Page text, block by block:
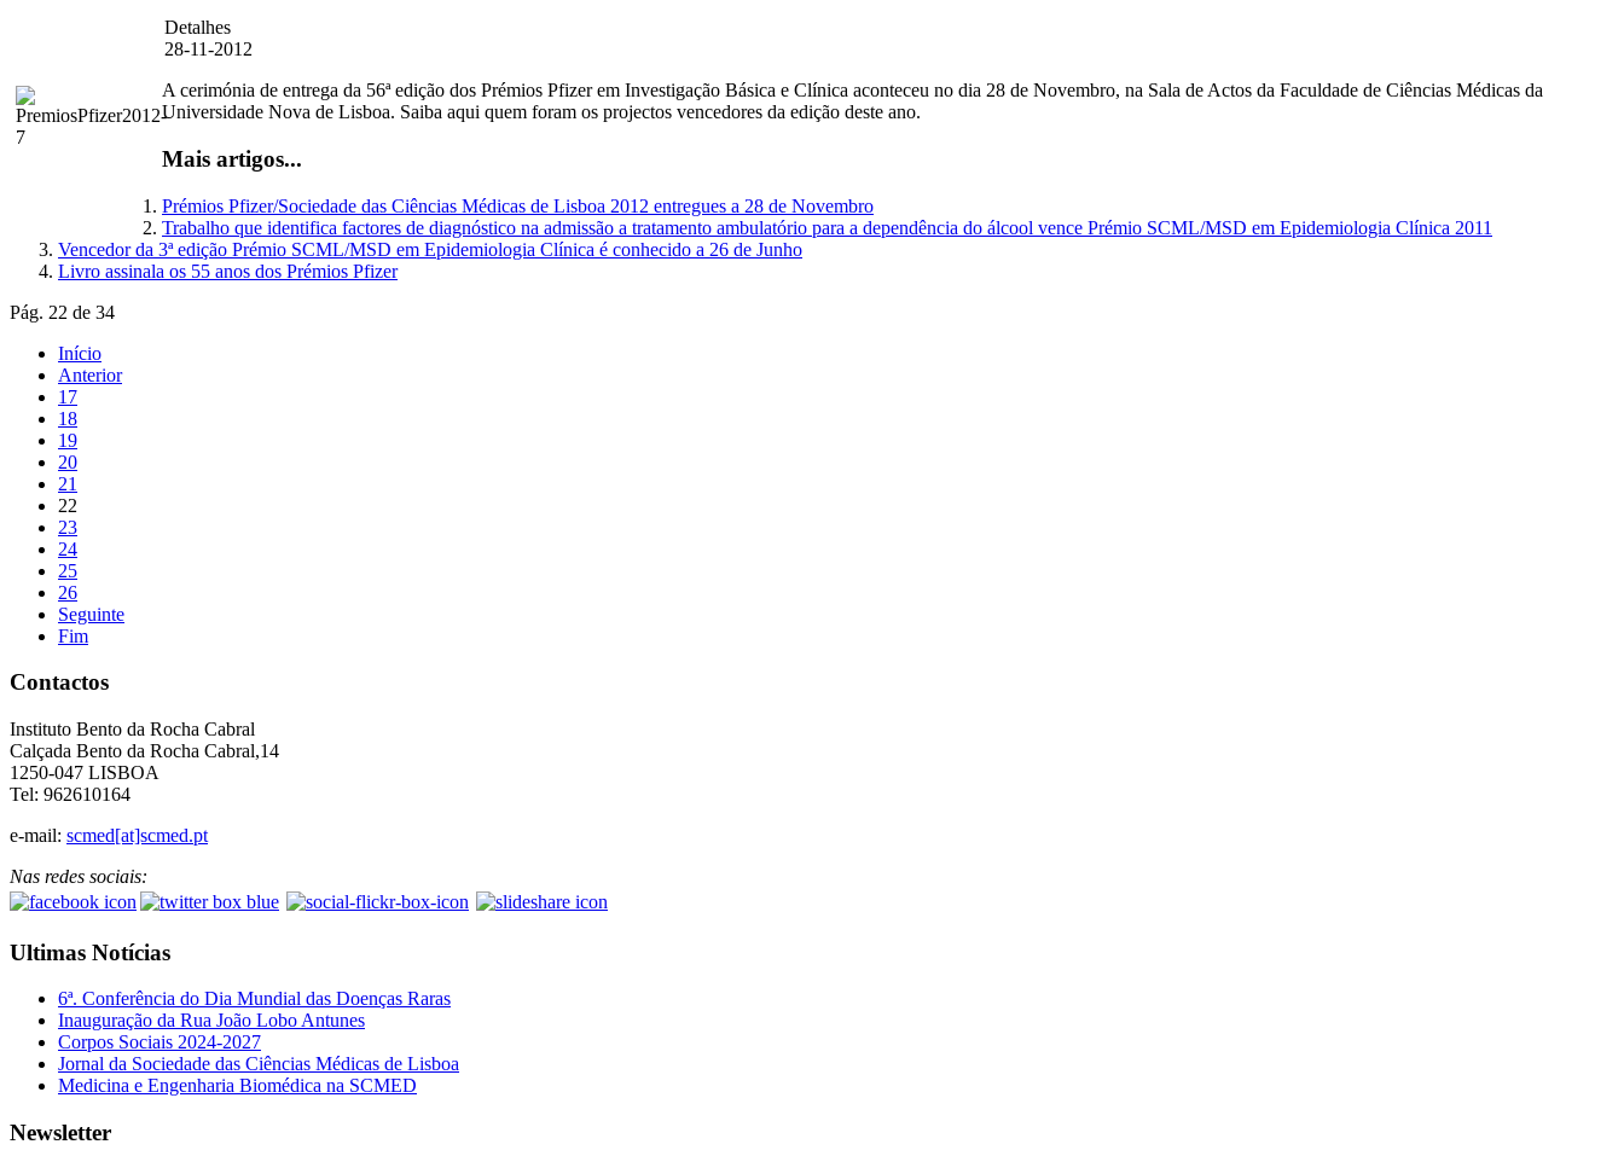
Detalhes
28-11-2012
A cerimónia de entrega da 56ª edição dos Prémios Pfizer em Investigação Básica e Clínica aconteceu no dia 28 de Novembro, na Sala de Actos da Faculdade de Ciências Médicas da
Universidade Nova de Lisboa. Saiba aqui quem foram os projectos vencedores da edição deste ano.
Mais artigos...
Prémios Pfizer/Sociedade das Ciências Médicas de Lisboa 2012 entregues a 28 de Novembro
Trabalho que identifica factores de diagnóstico na admissão a tratamento ambulatório para a dependência do álcool vence Prémio SCML/MSD em Epidemiologia Clínica 2011
Vencedor da 3ª edição Prémio SCML/MSD em Epidemiologia Clínica é conhecido a 26 de Junho
Livro assinala os 55 anos dos Prémios Pfizer
Pág. 22 de 34
Início
Anterior
17
18
19
20
21
22
23
24
25
26
Seguinte
Fim
Contactos
Instituto Bento da Rocha Cabral
Calçada Bento da Rocha Cabral,14
1250-047 LISBOA
Tel: 962610164
e-mail: scmed[at]scmed.pt
Nas redes sociais:
Ultimas Notícias
6ª. Conferência do Dia Mundial das Doenças Raras
Inauguração da Rua João Lobo Antunes
Corpos Sociais 2024-2027
Jornal da Sociedade das Ciências Médicas de Lisboa
Medicina e Engenharia Biomédica na SCMED
Newsletter